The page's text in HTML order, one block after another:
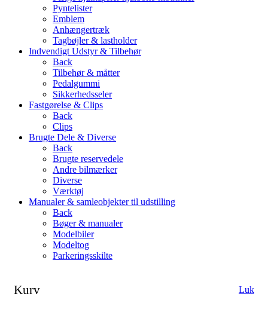
Pyntelister
Emblem
Anhængertræk
Tagbøjler & lastholder
Indvendigt Udstyr & Tilbehør
Back
Tilbehør & måtter
Pedalgummi
Sikkerhedsseler
Fastgørelse & Clips
Back
Clips
Brugte Dele & Diverse
Back
Brugte reservedele
Andre bilmærker
Diverse
Værktøj
Manualer & samleobjekter til udstilling
Back
Bøger & manualer
Modelbiler
Modeltog
Parkeringsskilte
Kurv Luk